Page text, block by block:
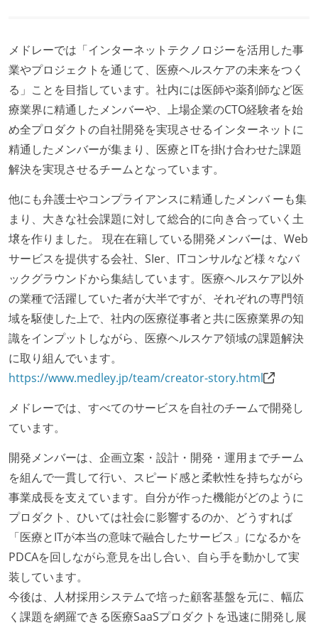
待遇・福利厚生
イベントへの業務参加やチケット負担など、会社とし
て、大規模カンファレンスへの参加を支援する制度が
ある
入社時には、各自希望のスペックの PC やディスプレ
イが支給される
希望者には定価 6 万円以上のオフィスチェアが支給さ
選考プロセス
技術面接がある（既存コードのレビュー、DB・アーキ
テクチャ設計の口頭試問など）
職業安定法に対応する記載事項
主な休暇：年末年始、夏季、慶弔休暇など
給与形態：月給制
労働契約期間：無期雇用
給与形態：賞与なし
固定残業時間：その他（詳細は「勤務時間・休日休
暇」に記載）
裁量労働制のみなし労働時間：1日9時間半
休憩時間：1時間
休日制度：完全週休2日制（土日祝休み）
試用期間：あり（3ヶ月間）
社会保険：各種社会保険完備（雇用・労災・健康・厚
生年金）
受動喫煙防止措置：屋内禁煙（屋内に喫煙可能室設
置）
メドレーでは「インターネットテクノロジーを活用した事
業やプロジェクトを通じて、医療ヘルスケアの未来をつく
る」ことを目指しています。社内には医師や薬剤師など医
療業界に精通したメンバーや、上場企業のCTO経験者を始
め全プロダクトの自社開発を実現させるインターネットに
精通したメンバーが集まり、医療とITを掛け合わせた課題
解決を実現させるチームとなっています。
他にも弁護士やコンプライアンスに精通したメンバ ーも集
まり、大きな社会課題に対して総合的に向き合っていく土
壌を作りました。 現在在籍している開発メンバーは、Web
サービスを提供する会社、SIer、ITコンサルなど様々なバ
ックグラウンドから集結しています。医療ヘルスケア以外
の業種で活躍していた者が大半ですが、それぞれの専門領
域を駆使した上で、社内の医療従事者と共に医療業界の知
識をインプットしながら、医療ヘルスケア領域の課題解決
に取り組んでいます。
https://www.medley.jp/team/creator-story.html
メドレーでは、すべてのサービスを自社のチームで開発し
ています。
開発メンバーは、企画立案・設計・開発・運用までチーム
を組んで一貫して行い、スピード感と柔軟性を持ちながら
事業成長を支えています。自分が作った機能がどのように
プロダクト、ひいては社会に影響するのか、どうすれば
「医療とITが本当の意味で融合したサービス」になるかを
PDCAを回しながら意見を出し合い、自ら手を動かして実
装しています。
今後は、人材採用システムで培った顧客基盤を元に、幅広
く課題を網羅できる医療SaaSプロダクトを迅速に開発し展